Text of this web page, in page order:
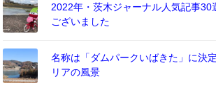
2022年・茨木ジャーナル人気記事30
ございました
名称は「ダムパークいばきた」に決
リアの風景